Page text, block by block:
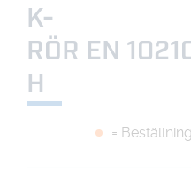
K-
RÖR EN
H
=